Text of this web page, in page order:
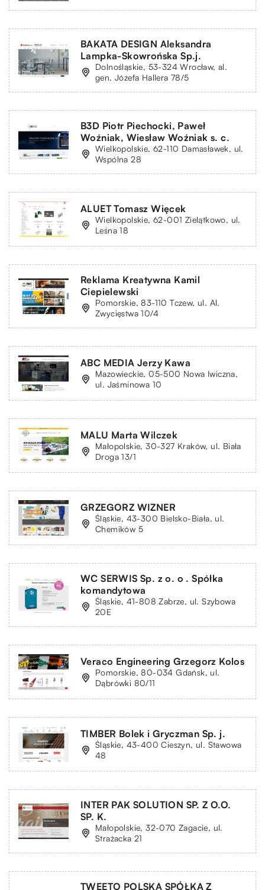
BAKATA DESIGN Aleksandra
Lampka-Skowrońska Sp.j.
Dolnośląskie, 53-324 Wrocław, al.
gen. Józefa Hallera 78/5
B3D Piotr Piechocki, Paweł
Woźniak, Wiesław Woźniak s. c.
Wielkopolskie, 62-110 Damasławek, ul.
Wspólna 28
ALUET Tomasz Więcek
Wielkopolskie, 62-001 Zielątkowo, ul.
Leśna 18
Reklama Kreatywna Kamil
Ciepielewski
Pomorskie, 83-110 Tczew, ul. Al.
Zwycięstwa 10/4
ABC MEDIA Jerzy Kawa
Mazowieckie, 05-500 Nowa Iwiczna,
ul. Jaśminowa 10
MALU Marta Wilczek
Małopolskie, 30-327 Kraków, ul. Biała
Droga 13/1
GRZEGORZ WIZNER
Śląskie, 43-300 Bielsko-Biała, ul.
Chemików 5
WC SERWIS Sp. z o. o . Spółka
komandytowa
Śląskie, 41-808 Zabrze, ul. Szybowa
20E
Veraco Engineering Grzegorz Kolos
Pomorskie, 80-034 Gdańsk, ul.
Dąbrówki 80/11
TIMBER Bolek i Gryczman Sp. j.
Śląskie, 43-400 Cieszyn, ul. Stawowa
48
INTER PAK SOLUTION SP. Z O.O.
SP. K.
Małopolskie, 32-070 Zagacie, ul.
Strażacka 21
TWEETO POLSKA SPÓŁKA Z